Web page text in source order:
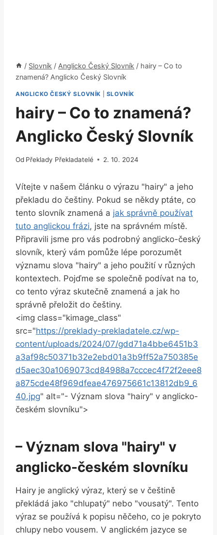
/ Slovník / Anglicko Český Slovník / hairy – Co to
znamená? Anglicko Český Slovník
ANGLICKO ČESKÝ SLOVNÍK SLOVNÍK
hairy – Co to znamená?
Anglicko Český Slovník
Od Překlady Překladatelé 2. 10. 2024
Vítejte v našem článku o výrazu "hairy" a jeho
překladu do češtiny. Pokud se někdy ptáte, co
tento slovník znamená a jak správně používat
tuto anglickou frázi, jste na správném místě.
Připravili jsme pro vás podrobný anglicko-český
slovník, který vám pomůže lépe porozumět
významu slova "hairy" a jeho použití v různých
kontextech. Pojďme se společně podívat na to,
co tento výraz skutečně znamená a jak ho
správně přeložit do češtiny.
<img class="kimage_class"
src="https://preklady-prekladatele.cz/wp-
content/uploads/2024/07/gdd71a4bbe6451b3
a3af98c50371b32e2ebd01a3b9ff52a750385e
d5aec30a1069073cd84988a7cccec4f72f2eee8
a875cde48f969dfeae476975661c13812db9_6
40.jpg" alt="- Význam slova "hairy" v anglicko-
českém slovníku">
– Význam slova "hairy" v
anglicko-českém slovníku
Hairy je anglický výraz, který se v češtině
překládá jako "chlupatý" nebo "vousatý". Tento
výraz se používá k popisu něčeho, co je pokryto
chlupy nebo vousem. V anglickém jazyce se